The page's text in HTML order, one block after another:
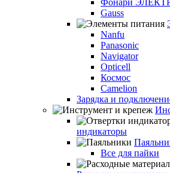
Фонари
Gauss
Nanfu
Panasonic
Navigator
Opticell
Космос
Camelion
Зарядка и
индикаторы
Все для пайки